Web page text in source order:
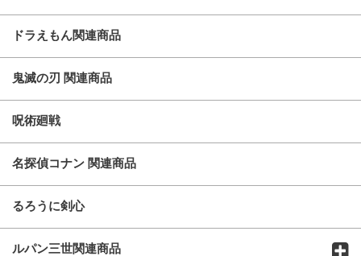
ドラえもん関連商品
鬼滅の刃 関連商品
呪術廻戦
名探偵コナン 関連商品
るろうに剣心
ルパン三世関連商品